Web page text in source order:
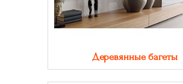
Деревянные багеты